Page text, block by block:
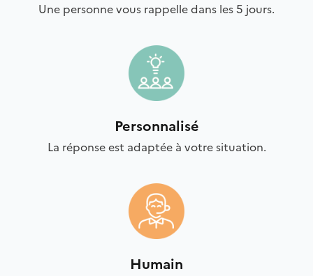
Une personne vous rappelle dans les 5 jours.
Personnalisé
La réponse est adaptée à votre situation.
Humain